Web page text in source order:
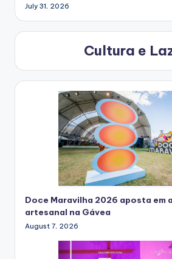
July 31, 2026
Cultura e
Doce Maravilha 2026 aposta em
artesanal na Gávea
August 7, 2026